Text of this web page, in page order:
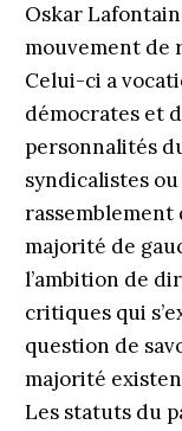
Oskar
mouvement de
Celui-ci a
démocrates et
personnalités
syndicalistes
rassemblement
majorité de
l’ambition de
critiques qui
question de
majorité
Les statuts du